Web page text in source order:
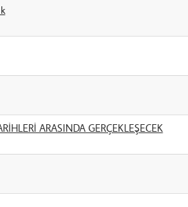
ARASINDA GERÇEKLEŞECEK